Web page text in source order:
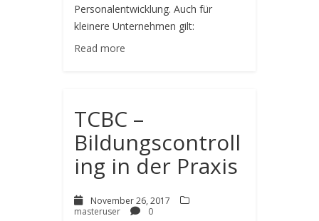
Personalentwicklung. Auch für
kleinere Unternehmen gilt:
Read more
TCBC –
Bildungscontroll
ing in der Praxis
November 26, 2017
masteruser
0